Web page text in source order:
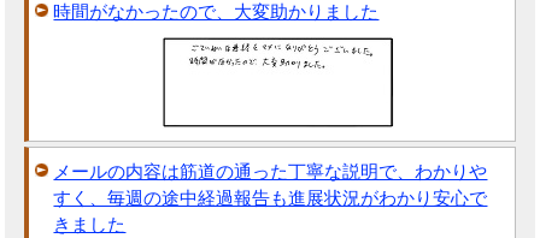
時間がなかったので、大変助かりました
メールの内容は筋道の通った丁寧な説明で、わかりや
すく、毎週の途中経過報告も進展状況がわかり安心で
きました